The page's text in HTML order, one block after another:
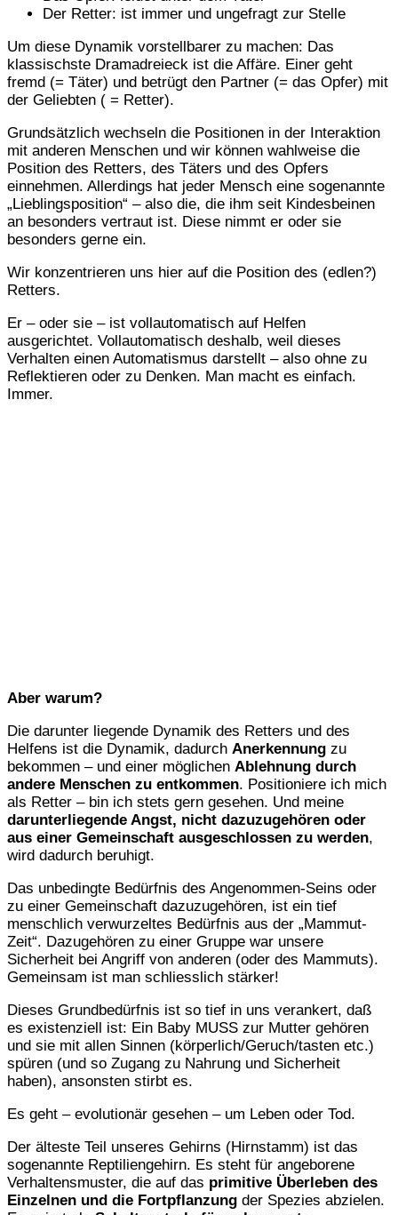
Der Retter: ist immer und ungefragt zur Stelle
Um diese Dynamik vorstellbarer zu machen: Das
klassischste Dramadreieck ist die Affäre. Einer geht
fremd (= Täter) und betrügt den Partner (= das Opfer) mit
der Geliebten ( = Retter).
Grundsätzlich wechseln die Positionen in der Interaktion
mit anderen Menschen und wir können wahlweise die
Position des Retters, des Täters und des Opfers
einnehmen. Allerdings hat jeder Mensch eine sogenannte
„Lieblingsposition“ – also die, die ihm seit Kindesbeinen
an besonders vertraut ist. Diese nimmt er oder sie
besonders gerne ein.
Wir konzentrieren uns hier auf die Position des (edlen?)
Retters.
Er – oder sie – ist vollautomatisch auf Helfen
ausgerichtet. Vollautomatisch deshalb, weil dieses
Verhalten einen Automatismus darstellt – also ohne zu
Reflektieren oder zu Denken. Man macht es einfach.
Immer.
Aber warum?
Die darunter liegende Dynamik des Retters und des
Helfens ist die Dynamik, dadurch Anerkennung zu
bekommen – und einer möglichen Ablehnung durch
andere Menschen zu entkommen. Positioniere ich mich
als Retter – bin ich stets gern gesehen. Und meine
darunterliegende Angst, nicht dazuzugehören oder
aus einer Gemeinschaft ausgeschlossen zu werden,
wird dadurch beruhigt.
Das unbedingte Bedürfnis des Angenommen-Seins oder
zu einer Gemeinschaft dazuzugehören, ist ein tief
menschlich verwurzeltes Bedürfnis aus der „Mammut-
Zeit“. Dazugehören zu einer Gruppe war unsere
Sicherheit bei Angriff von anderen (oder des Mammuts).
Gemeinsam ist man schliesslich stärker!
Dieses Grundbedürfnis ist so tief in uns verankert, daß
es existenziell ist: Ein Baby MUSS zur Mutter gehören
und sie mit allen Sinnen (körperlich/Geruch/tasten etc.)
spüren (und so Zugang zu Nahrung und Sicherheit
haben), ansonsten stirbt es.
Es geht – evolutionär gesehen – um Leben oder Tod.
Der älteste Teil unseres Gehirns (Hirnstamm) ist das
sogenannte Reptiliengehirn. Es steht für angeborene
Verhaltensmuster, die auf das primitive Überleben des
Einzelnen und die Fortpflanzung der Spezies abzielen.